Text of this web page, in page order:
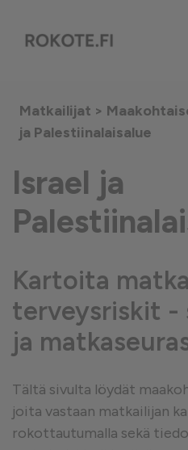
Matkailijat >
ja Palestiinalaisalue
Israel ja
Kartoita
terveysriskit -
ja
Tältä sivulta löydät
joita vastaan matkailijan
rokottautumalla sekä